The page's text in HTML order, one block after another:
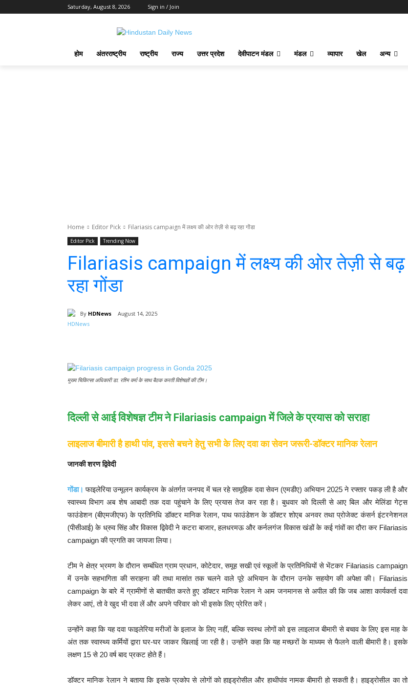
Saturday, August 8, 2026 Sign in / Join
होम अंतरराष्ट्रीय राष्ट्रीय राज्य उत्तर प्रदेश देवीपाटन मंडल मंडल व्यापार खेल अन्य
Home Editor Pick Filariasis campaign में लक्ष्य की ओर तेज़ी से बढ़ रहा गोंडा
Editor Pick Trending Now
Filariasis campaign में लक्ष्य की ओर तेज़ी से बढ़
रहा गोंडा
By HDNews August 14, 2025
मुख्य चिकित्सा अधिकारी डा. रश्मि वर्मा के साथ बैठक करती विशेषज्ञों की टीम।
दिल्ली से आई विशेषज्ञ टीम ने Filariasis campaign में जिले के प्रयास को सराहा
लाइलाज बीमारी है हाथी पांव, इससे बचने हेतु सभी के लिए दवा का सेवन जरूरी-डॉक्टर मानिक रेलान
जानकी शरण द्विवेदी
गोंडा। फाइलेरिया उन्मूलन कार्यक्रम के अंतर्गत जनपद में चल रहे सामूहिक दवा सेवन (एमडीए) अभियान 2025 ने रफ्तार पकड़ ली है और
स्वास्थ्य विभाग अब शेष आबादी तक दवा पहुंचाने के लिए प्रयास तेज कर रहा है। बुधवार को दिल्ली से आए बिल और मेलिंडा गेट्स
फाउंडेशन (बीएमजीएफ) के प्रतिनिधि डॉक्टर मानिक रेलान, पाथ फाउंडेशन के डॉक्टर शोएब अनवर तथा प्रोजेक्ट कंसर्न इंटरनेशनल
(पीसीआई) के ध्रुव सिंह और विकास द्विवेदी ने कटरा बाजार, हलधरमऊ और कर्नलगंज विकास खंडों के कई गांवों का दौरा कर Filariasis
campaign की प्रगति का जायजा लिया।
टीम ने क्षेत्र भ्रमण के दौरान सम्बंधित ग्राम प्रधान, कोटेदार, समूह सखी एवं स्कूलों के प्रतिनिधियों से भेंटकर Filariasis campaign
में उनके सहभागिता की सराहना की तथा मासांत तक चलने वाले पूरे अभियान के दौरान उनके सहयोग की अपेक्षा की। Filariasis
campaign के बारे में ग्रामीणों से बातचीत करते हुए डॉक्टर मानिक रेलान ने आम जनमानस से अपील की कि जब आशा कार्यकर्ता दवा
लेकर आएं, तो वे खुद भी दवा लें और अपने परिवार को भी इसके लिए प्रेरित करें।
उन्होंने कहा कि यह दवा फाइलेरिया मरीजों के इलाज के लिए नहीं, बल्कि स्वस्थ लोगों को इस लाइलाज बीमारी से बचाव के लिए इस माह के
अंत तक स्वास्थ्य कर्मियों द्वारा घर-घर जाकर खिलाई जा रही है। उन्होंने कहा कि यह मच्छरों के माध्यम से फैलने वाली बीमारी है। इसके
लक्षण 15 से 20 वर्ष बाद प्रकट होते हैं।
डॉक्टर मानिक रेलान ने बताया कि इसके प्रकोप से लोगों को हाइड्रोसील और हाथीपांव नामक बीमारी हो सकती है। हाइड्रोसील का तो